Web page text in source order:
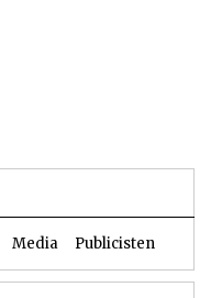
Media Publicisten